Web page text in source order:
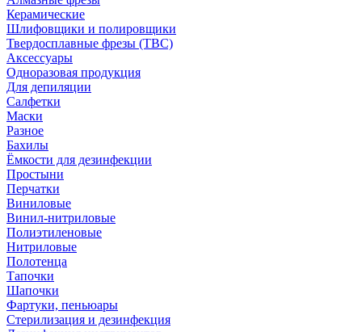
Керамические
Шлифовщики и полировщики
Твердосплавные фрезы (ТВС)
Аксессуары
Одноразовая продукция
Для депиляции
Салфетки
Маски
Разное
Бахилы
Ёмкости для дезинфекции
Простыни
Перчатки
Виниловые
Винил-нитриловые
Полиэтиленовые
Нитриловые
Полотенца
Тапочки
Шапочки
Фартуки, пеньюары
Стерилизация и дезинфекция